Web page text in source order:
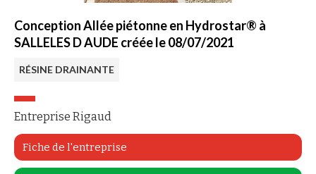
Conception Allée piétonne en Hydrostar® à
SALLELES D AUDE créée le 08/07/2021
RÉSINE DRAINANTE
Entreprise Rigaud
Fiche de l'entreprise